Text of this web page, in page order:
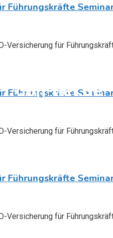
don-net.de
Führungskräfte
Versicherung für
Führungskräfte
Versicherung für
Führungskräfte
Versicherung für